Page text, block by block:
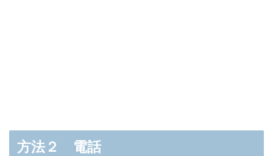
方法２ 電話